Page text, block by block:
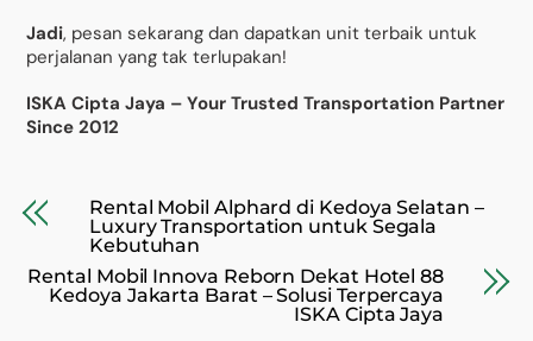
Jadi, pesan sekarang dan dapatkan unit terbaik untuk
perjalanan yang tak terlupakan!
ISKA Cipta Jaya – Your Trusted Transportation Partner
Since 2012
Rental Mobil Alphard di Kedoya Selatan –
Luxury Transportation untuk Segala
Kebutuhan
Rental Mobil Innova Reborn Dekat Hotel 88
Kedoya Jakarta Barat – Solusi Terpercaya
ISKA Cipta Jaya